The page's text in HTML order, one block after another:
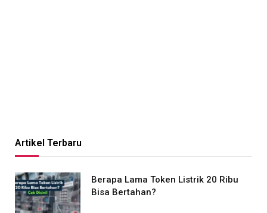
Artikel Terbaru
Berapa Lama Token Listrik 20 Ribu
Bisa Bertahan?